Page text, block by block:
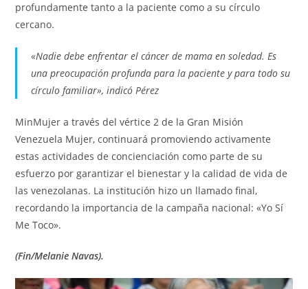
profundamente tanto a la paciente como a su círculo
cercano.
«Nadie debe enfrentar el cáncer de mama en soledad. Es
una preocupación profunda para la paciente y para todo su
círculo familiar», indicó Pérez
MinMujer a través del vértice 2 de la Gran Misión
Venezuela Mujer, continuará promoviendo activamente
estas actividades de concienciación como parte de su
esfuerzo por garantizar el bienestar y la calidad de vida de
las venezolanas. La institución hizo un llamado final,
recordando la importancia de la campaña nacional: «Yo Sí
Me Toco».
(Fin/Melanie Navas).